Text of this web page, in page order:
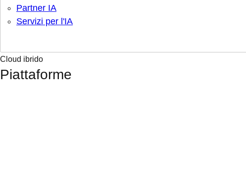
Partner IA
Servizi per l'IA
Cloud ibrido
Piattaforme